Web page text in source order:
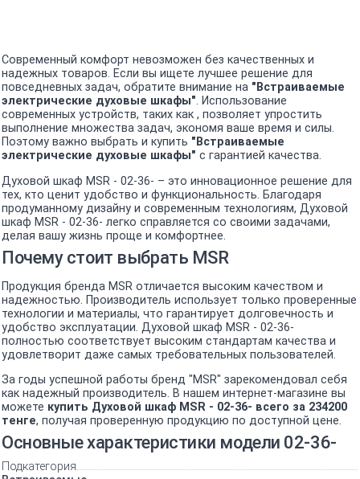
Современный комфорт невозможен без качественных и
надежных товаров. Если вы ищете лучшее решение для
повседневных задач, обратите внимание на "Встраиваемые
электрические духовые шкафы". Использование
современных устройств, таких как , позволяет упростить
выполнение множества задач, экономя ваше время и силы.
Поэтому важно выбрать и купить "Встраиваемые
электрические духовые шкафы" с гарантией качества.
Духовой шкаф MSR - 02-36- – это инновационное решение для
тех, кто ценит удобство и функциональность. Благодаря
продуманному дизайну и современным технологиям, Духовой
шкаф MSR - 02-36- легко справляется со своими задачами,
делая вашу жизнь проще и комфортнее.
Почему стоит выбрать MSR
Продукция бренда MSR отличается высоким качеством и
надежностью. Производитель использует только проверенные
технологии и материалы, что гарантирует долговечность и
удобство эксплуатации. Духовой шкаф MSR - 02-36-
полностью соответствует высоким стандартам качества и
удовлетворит даже самых требовательных пользователей.
За годы успешной работы бренд "MSR" зарекомендовал себя
как надежный производитель. В нашем интернет-магазине вы
можете купить Духовой шкаф MSR - 02-36- всего за 234200
тенге, получая проверенную продукцию по доступной цене.
Основные характеристики модели 02-36-
Подкатегория